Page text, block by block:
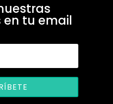
tu email